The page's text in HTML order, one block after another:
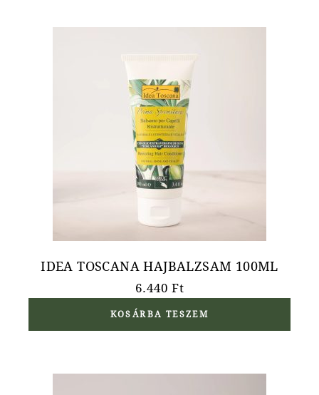
IDEA TOSCANA HAJBALZSAM 100ML
6.440Ft
KOSÁRBA TESZEM